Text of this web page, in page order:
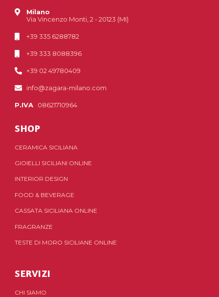
Milano
Via Vincenzo Monti, 2 - 20123 (MI)
+39 335 6288782
+39 333 8088396
+39 02 49780409
info@zagara-milano.com
P.IVA 08621710964
SHOP
CERAMICA SICILIANA
GIOIELLI SICILIANI ONLINE
INTERIOR DESIGN
FOOD & BEVERAGE
CASSATA SICILIANA ONLINE
FRAGRANZE
TESTE DI MORO SICILIANE ONLINE
SERVIZI
CHI SIAMO